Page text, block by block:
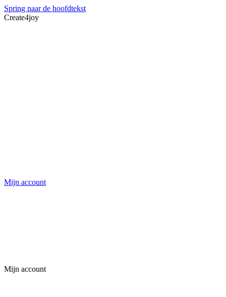
Spring naar de hoofdtekst
Create4joy
Mijn account
Mijn account